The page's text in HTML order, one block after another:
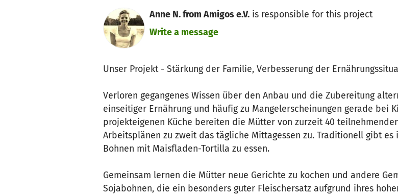
Anne N. from Amigos e.V.is responsible for this project
Write a message
Unser Projekt - Stärkung der Familie, Verbesserung der
Verloren gegangenes Wissen über den Anbau und die Zubereitung
einseitiger Ernährung und häufig zu Mangelerscheinungen gerade bei
projekteigenen Küche bereiten die Mütter von zurzeit 40
Arbeitsplänen zu zweit das tägliche Mittagessen zu. Traditionell gibt
Bohnen mit Maisfladen-Tortilla zu essen.
Gemeinsam lernen die Mütter neue Gerichte zu kochen und andere
Sojabohnen, die ein besonders guter Fleischersatz aufgrund ihres